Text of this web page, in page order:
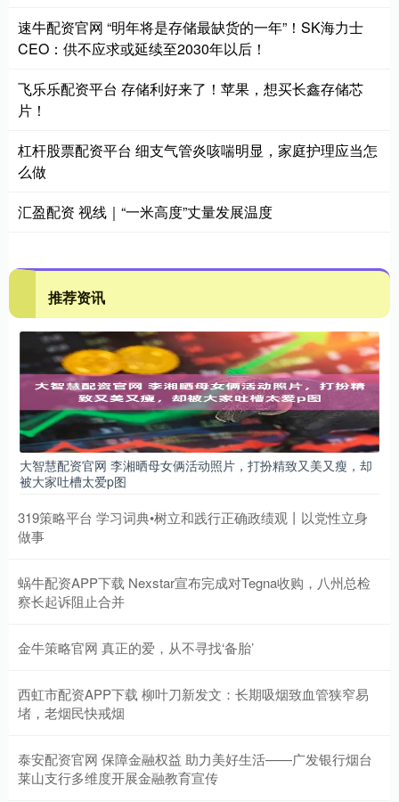
速牛配资官网 “明年将是存储最缺货的一年”！SK海力士
CEO：供不应求或延续至2030年以后！
飞乐乐配资平台 存储利好来了！苹果，想买长鑫存储芯
片！
杠杆股票配资平台 细支气管炎咳喘明显，家庭护理应当怎
么做
汇盈配资 视线｜“一米高度”丈量发展温度
推荐资讯
大智慧配资官网 李湘晒母女俩活动照片，打扮精致又美又瘦，却
被大家吐槽太爱p图
319策略平台 学习词典•树立和践行正确政绩观丨以党性立身
做事
蜗牛配资APP下载 Nexstar宣布完成对Tegna收购，八州总检
察长起诉阻止合并
金牛策略官网 真正的爱，从不寻找‘备胎’
西虹市配资APP下载 柳叶刀新发文：长期吸烟致血管狭窄易
堵，老烟民快戒烟
泰安配资官网 保障金融权益 助力美好生活——广发银行烟台
莱山支行多维度开展金融教育宣传